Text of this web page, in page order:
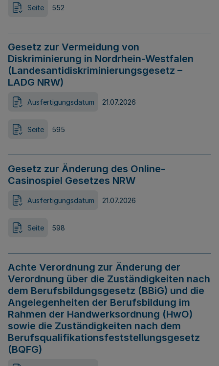
Seite 552
Gesetz zur Vermeidung von
Diskriminierung in Nordrhein-Westfalen
(Landesantidiskriminierungsgesetz –
LADG NRW)
Ausfertigungsdatum 21.07.2026
Seite 595
Gesetz zur Änderung des Online-
Casinospiel Gesetzes NRW
Ausfertigungsdatum 21.07.2026
Seite 598
Achte Verordnung zur Änderung der
Verordnung über die Zuständigkeiten nach
dem Berufsbildungsgesetz (BBiG) und die
Angelegenheiten der Berufsbildung im
Rahmen der Handwerksordnung (HwO)
sowie die Zuständigkeiten nach dem
Berufsqualifikationsfeststellungsgesetz
(BQFG)